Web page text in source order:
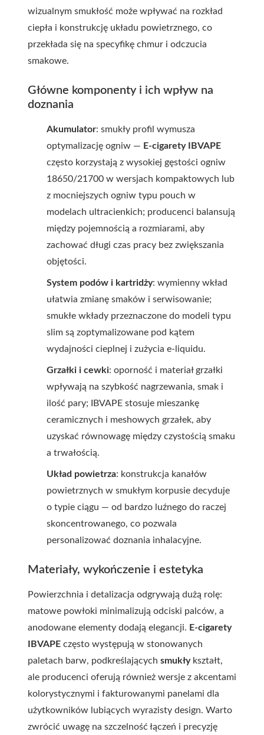
wizualnym smukłość może wpływać na rozkład
ciepła i konstrukcję układu powietrznego, co
przekłada się na specyfikę chmur i odczucia
smakowe.
Główne komponenty i ich wpływ na
doznania
Akumulator: smukły profil wymusza
optymalizację ogniw — E-cigarety IBVAPE
często korzystają z wysokiej gęstości ogniw
18650/21700 w wersjach kompaktowych lub
z mocniejszych ogniw typu pouch w
modelach ultracienkich; producenci balansują
między pojemnością a rozmiarami, aby
zachować długi czas pracy bez zwiększania
objętości.
System podów i kartridży: wymienny wkład
ułatwia zmianę smaków i serwisowanie;
smukłe wkłady przeznaczone do modeli typu
slim są zoptymalizowane pod kątem
wydajności cieplnej i zużycia e-liquidu.
Grzałki i cewki: oporność i materiał grzałki
wpływają na szybkość nagrzewania, smak i
ilość pary; IBVAPE stosuje mieszankę
ceramicznych i meshowych grzałek, aby
uzyskać równowagę między czystością smaku
a trwałością.
Układ powietrza: konstrukcja kanałów
powietrznych w smukłym korpusie decyduje
o typie ciągu — od bardzo luźnego do raczej
skoncentrowanego, co pozwala
personalizować doznania inhalacyjne.
Materiały, wykończenie i estetyka
Powierzchnia i detalizacja odgrywają dużą rolę:
matowe powłoki minimalizują odciski palców, a
anodowane elementy dodają elegancji. E-cigarety
IBVAPE często występują w stonowanych
paletach barw, podkreślających smukłykształt,
ale producenci oferują również wersje z akcentami
kolorystycznymi i fakturowanymi panelami dla
użytkowników lubiących wyrazisty design. Warto
zwrócić uwagę na szczelność łączeń i precyzję